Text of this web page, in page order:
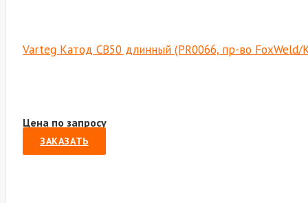
Varteg Катод CB50 длинный (PR0066, пр-во
Цена по запросу
ЗАКАЗАТЬ